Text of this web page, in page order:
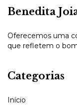
Benedita
Oferecemos uma
que refletem o
Categorias
Início